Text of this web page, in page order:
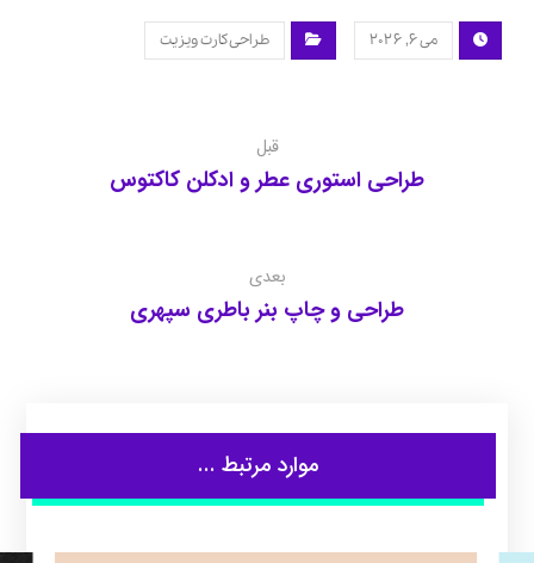
می ۶, ۲۰۲۶ طراحی کارت ویزیت
قبل
طراحی استوری عطر و ادکلن کاکتوس
بعدی
طراحی و چاپ بنر باطری سپهری
موارد مرتبط ...